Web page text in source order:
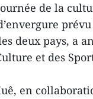
de la
deux pays, a
et des
en